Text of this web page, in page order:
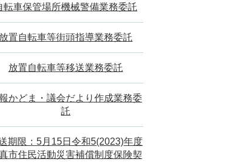
転車保管場所機械警備業務委託
放置自転車等街頭指導業務委託
放置自転車等移送業務委託
かどま・議会だより作成業務委
託
期限：5月15日令和5(2023)年度
市住民活動災害補償制度保険契